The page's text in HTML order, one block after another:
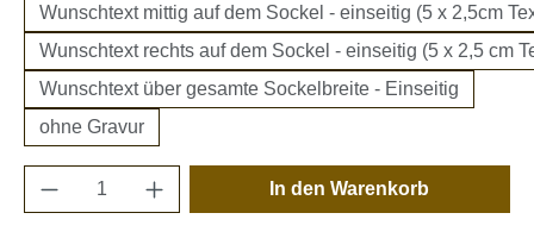
Wunschtext mittig auf dem Sockel - einseitig (5 x 2,5cm
Wunschtext rechts auf dem Sockel - einseitig (5 x 2,5 cm
Wunschtext über gesamte Sockelbreite - Einseitig
ohne Gravur
Produkt Anzahl: Gib den gewünschten
In den Warenkorb